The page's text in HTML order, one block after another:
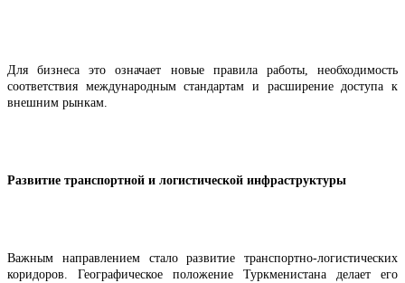
Для бизнеса это означает новые правила работы, необходимость
соответствия международным стандартам и расширение доступа к
внешним рынкам.
Развитие транспортной и логистической инфраструктуры
Важным направлением стало развитие транспортно-логистических
коридоров. Географическое положение Туркменистана делает его